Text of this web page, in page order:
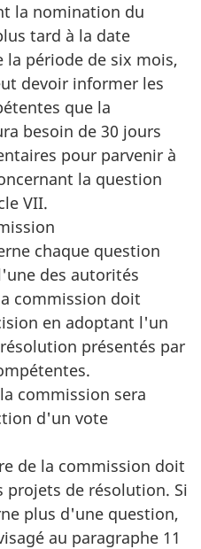
la nomination du
tard à la date
période de six mois,
devoir informer les
que la
besoin de 30 jours
pour parvenir à
la question
VII.
chaque question
des autorités
commission doit
en adoptant l'un
présentés par
commission sera
d'un vote
de la commission doit
projets de résolution. Si
plus d'une question,
au paragraphe 11